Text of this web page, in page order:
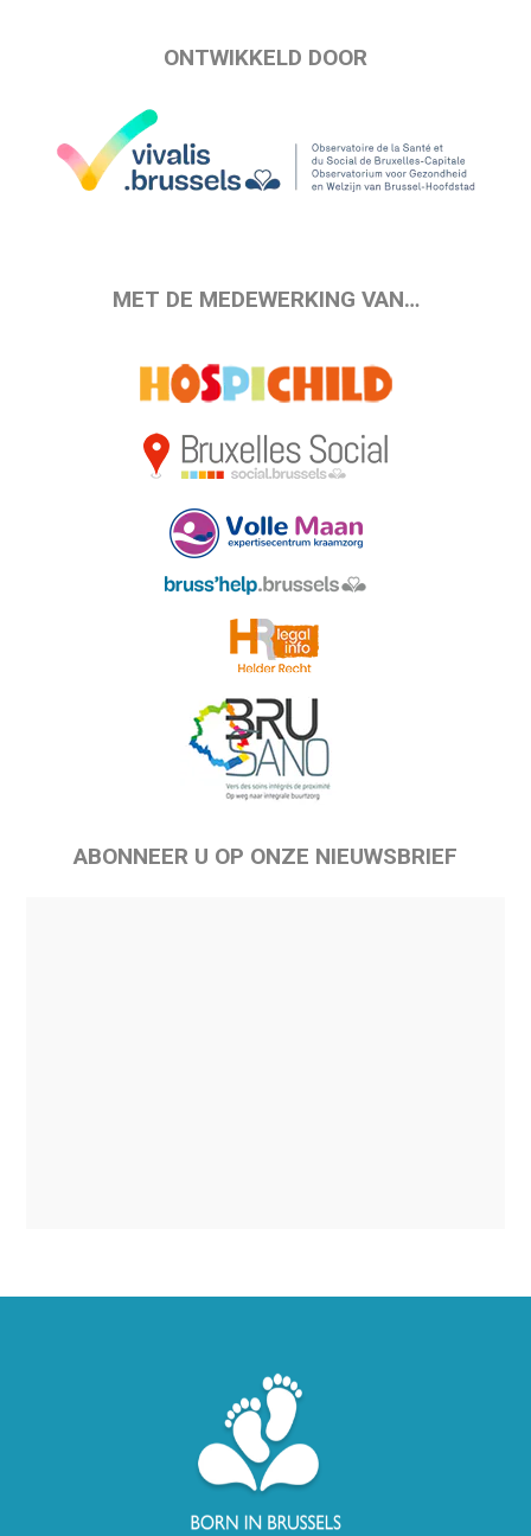
ONTWIKKELD DOOR
MET DE MEDEWERKING VAN…
ABONNEER U OP ONZE NIEUWSBRIEF